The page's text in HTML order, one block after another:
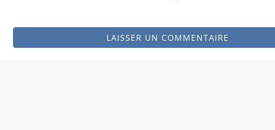
LAISSER UN COMMENTAIRE